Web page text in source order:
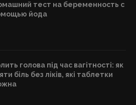
тест на беременность с
йода
голова під час вагітності: як
біль без ліків, які таблетки